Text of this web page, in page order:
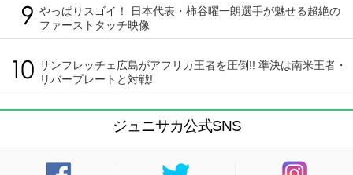
やっぱりスゴイ！ 日本代表・柿谷曜一朗選手が魅せる超絶の
ファーストタッチ映像
サンフレッチェ広島がアフリカ王者を圧倒!! 準決は南米王者・
リバープレートと対戦!
ジュニサカ公式SNS